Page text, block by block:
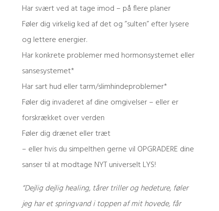
Har svært ved at tage imod – på flere planer
Føler dig virkelig ked af det og ”sulten” efter lysere
og lettere energier.
Har konkrete problemer med hormonsystemet eller
sansesystemet*
Har sart hud eller tarm/slimhindeproblemer*
Føler dig invaderet af dine omgivelser – eller er
forskrækket over verden
Føler dig drænet eller træt
– eller hvis du simpelthen gerne vil OPGRADERE dine
sanser til at modtage NYT universelt LYS!
“Dejlig dejlig healing, tårer triller og hedeture, føler
jeg har et springvand i toppen af mit hovede, får